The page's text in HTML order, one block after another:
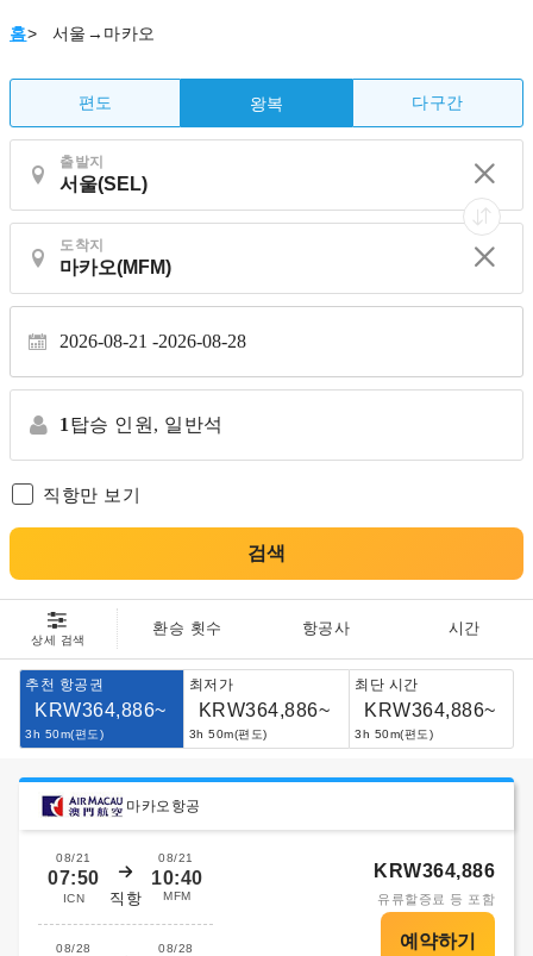
홈> 서울→마카오
편도 왕복 다구간
출발지
도착지
2026-08-21 2026-08-28
1 탑승 인원, 일반석
직항만 보기
검색
상세 검색
환승 횟수 항공사 시간
추천 항공권
KRW364,886~
3h 50m(편도)
최저가
KRW364,886~
3h 50m(편도)
최단 시간
KRW364,886~
3h 50m(편도)
마카오항공
08/21
07:50
ICN 직항
08/21
10:40
MFM
08/28 08/28
KRW364,886
유류할증료 등 포함